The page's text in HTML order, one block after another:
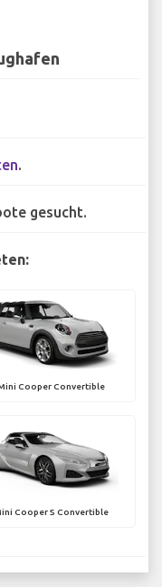
.
gesucht.
Cooper Convertible
Cooper S Convertible